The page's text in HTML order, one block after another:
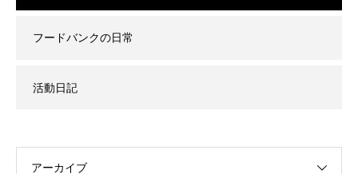
フードバンクの日常
活動日記
アーカイブ